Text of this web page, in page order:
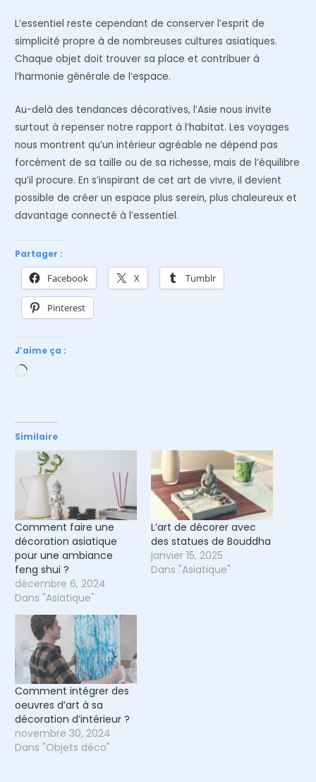
L’essentiel reste cependant de conserver l’esprit de
simplicité propre à de nombreuses cultures asiatiques.
Chaque objet doit trouver sa place et contribuer à
l’harmonie générale de l’espace.
Au-delà des tendances décoratives, l’Asie nous invite
surtout à repenser notre rapport à l’habitat. Les voyages
nous montrent qu’un intérieur agréable ne dépend pas
forcément de sa taille ou de sa richesse, mais de l’équilibre
qu’il procure. En s’inspirant de cet art de vivre, il devient
possible de créer un espace plus serein, plus chaleureux et
davantage connecté à l’essentiel.
Partager :
Facebook X Tumblr
Pinterest
J’aime ça :
Chargement…
Similaire
Comment faire une
décoration asiatique
pour une ambiance
feng shui ?
décembre 6, 2024
Dans "Asiatique"
L’art de décorer avec
des statues de Bouddha
janvier 15, 2025
Dans "Asiatique"
Comment intégrer des
oeuvres d’art à sa
décoration d’intérieur ?
novembre 30, 2024
Dans "Objets déco"